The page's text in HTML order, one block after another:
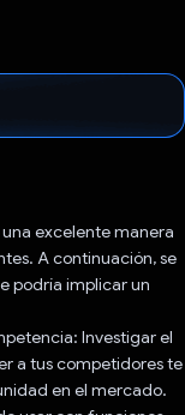
excelente manera
A continuación, se
podría implicar un
Investigar el
a tus competidores te
en el mercado.